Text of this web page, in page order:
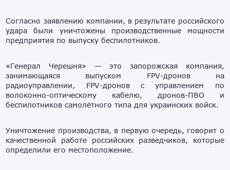
Согласно заявлению компании, в результате российского
удара были уничтожены производственные мощности
предприятия по выпуску беспилотников.
«Генерал Черешня» — это запорожская компания,
занимающаяся выпуском FPV-дронов на
радиоуправлении, FPV-дронов с управлением по
волоконно-оптическому кабелю, дронов-ПВО и
беспилотников самолётного типа для украинских войск.
Уничтожение производства, в первую очередь, говорит о
качественной работе российских разведчиков, которые
определили его местоположение.